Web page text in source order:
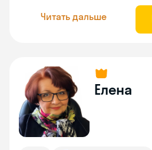
Читать дальше
Елена